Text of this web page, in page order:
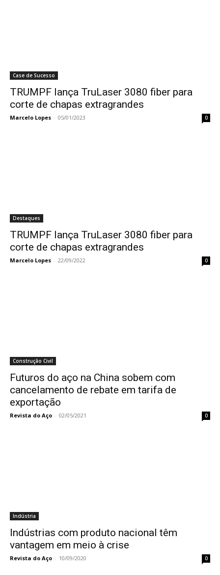
Case de Sucesso
TRUMPF lança TruLaser 3080 fiber para
corte de chapas extragrandes
Marcelo Lopes - 05/01/2023 0
Destaques
TRUMPF lança TruLaser 3080 fiber para
corte de chapas extragrandes
Marcelo Lopes - 22/09/2022 0
Construção Civil
Futuros do aço na China sobem com
cancelamento de rebate em tarifa de
exportação
Revista do Aço - 02/05/2021 0
Indústria
Indústrias com produto nacional têm
vantagem em meio à crise
Revista do Aço - 10/09/2020 0